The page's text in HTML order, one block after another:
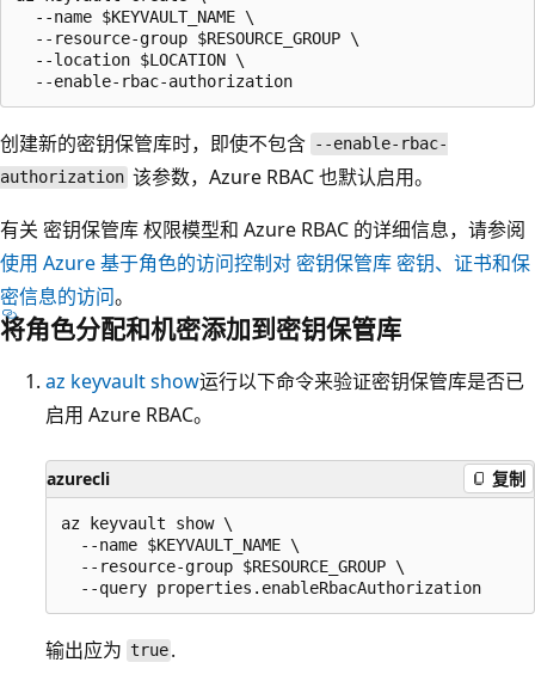
  --name $KEYVAULT_NAME \
  --resource-group $RESOURCE_GROUP \
  --location $LOCATION \
创建新的密钥保管库时，即使不包含 --enable-rbac-
authorization 该参数，Azure RBAC 也默认启用。
有关 密钥保管库 权限模型和 Azure RBAC 的详细信息，请参阅
使用 Azure 基于角色的访问控制对 密钥保管库 密钥、证书和保
密信息的访问。
将角色分配和机密添加到密钥保管库
az keyvault show运行以下命令来验证密钥保管库是否已
启用 Azure RBAC。
azurecli 复制
az keyvault show \
  --name $KEYVAULT_NAME \
  --resource-group $RESOURCE_GROUP \
输出应为 true .